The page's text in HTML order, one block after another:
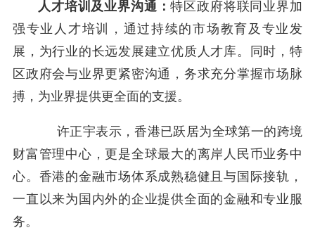
人才培训及业界沟通：特区政府将联同业界加
强专业人才培训，通过持续的市场教育及专业发
展，为行业的长远发展建立优质人才库。同时，特
区政府会与业界更紧密沟通，务求充分掌握市场脉
搏，为业界提供更全面的支援。
许正宇表示，香港已跃居为全球第一的跨境
财富管理中心，更是全球最大的离岸人民币业务中
心。香港的金融市场体系成熟稳健且与国际接轨，
一直以来为国内外的企业提供全面的金融和专业服
务。